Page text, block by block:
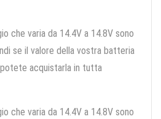
che varia da 14.4V a 14.8V sono
se il valore della vostra batteria
acquistarla in tutta
che varia da 14.4V a 14.8V sono